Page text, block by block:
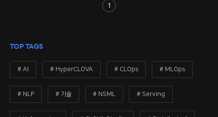
1S
e
d
TOP TAGS
# AI # HyperCLOVA # CLOps # MLOps
# NLP # 기술 # NSML # Serving